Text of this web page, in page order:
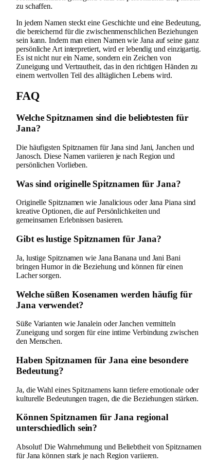
zu schaffen.
In jedem Namen steckt eine Geschichte und eine Bedeutung,
die bereichernd für die zwischenmenschlichen Beziehungen
sein kann. Indem man einen Namen wie Jana auf seine ganz
persönliche Art interpretiert, wird er lebendig und einzigartig.
Es ist nicht nur ein Name, sondern ein Zeichen von
Zuneigung und Vertrautheit, das in den richtigen Händen zu
einem wertvollen Teil des alltäglichen Lebens wird.
FAQ
Welche Spitznamen sind die beliebtesten für
Jana?
Die häufigsten Spitznamen für Jana sind Jani, Janchen und
Janosch. Diese Namen variieren je nach Region und
persönlichen Vorlieben.
Was sind originelle Spitznamen für Jana?
Originelle Spitznamen wie Janalicious oder Jana Piana sind
kreative Optionen, die auf Persönlichkeiten und
gemeinsamen Erlebnissen basieren.
Gibt es lustige Spitznamen für Jana?
Ja, lustige Spitznamen wie Jana Banana und Jani Bani
bringen Humor in die Beziehung und können für einen
Lacher sorgen.
Welche süßen Kosenamen werden häufig für
Jana verwendet?
Süße Varianten wie Janalein oder Janchen vermitteln
Zuneigung und sorgen für eine intime Verbindung zwischen
den Menschen.
Haben Spitznamen für Jana eine besondere
Bedeutung?
Ja, die Wahl eines Spitznamens kann tiefere emotionale oder
kulturelle Bedeutungen tragen, die die Beziehungen stärken.
Können Spitznamen für Jana regional
unterschiedlich sein?
Absolut! Die Wahrnehmung und Beliebtheit von Spitznamen
für Jana können stark je nach Region variieren.